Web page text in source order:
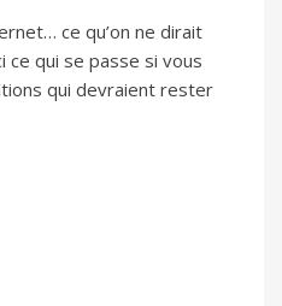
ce qu’on ne dirait
ce qui se passe si vous
qui devraient rester